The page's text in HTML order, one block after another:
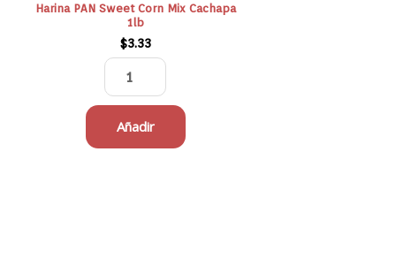
Harina PAN Sweet Corn Mix Cachapa
1lb
$3.33
Añadir